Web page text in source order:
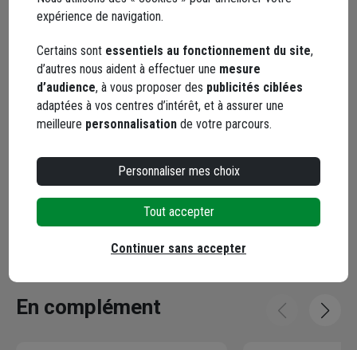
Points forts
Description
Caractéristiques
Documents
En complément
expérience de navigation.
Certains sont essentiels au fonctionnement du site,
d’autres nous aident à effectuer une mesure
d’audience, à vous proposer des publicités ciblées
adaptées à vos centres d’intérêt, et à assurer une
meilleure personnalisation de votre parcours.
Personnaliser mes choix
Tout accepter
Continuer sans accepter